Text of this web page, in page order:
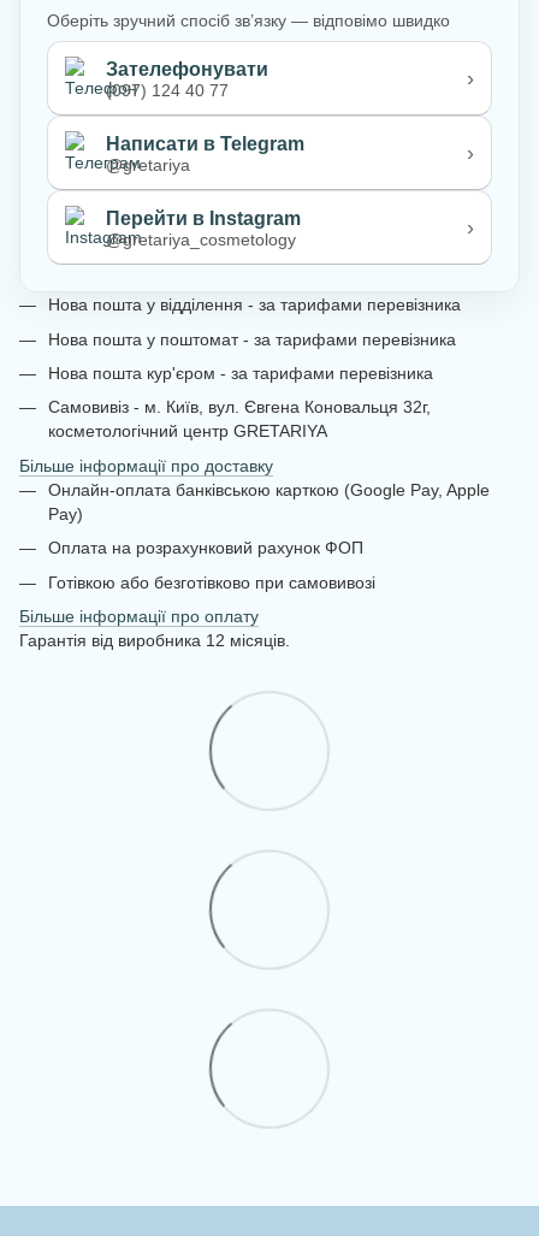
Оберіть зручний спосіб зв’язку — відповімо швидко
Зателефонувати
(097) 124 40 77 ›
Написати в Telegram
@gretariya ›
Перейти в Instagram
@gretariya_cosmetology ›
Нова пошта у відділення - за тарифами перевізника
Нова пошта у поштомат - за тарифами перевізника
Нова пошта кур'єром - за тарифами перевізника
Самовивіз - м. Київ, вул. Євгена Коновальця 32г,
косметологічний центр GRETARIYA
Більше інформації про доставку
Онлайн-оплата банківською карткою (Google Pay, Apple
Pay)
Оплата на розрахунковий рахунок ФОП
Готівкою або безготівково при самовивозі
Більше інформації про оплату
Гарантія від виробника 12 місяців.